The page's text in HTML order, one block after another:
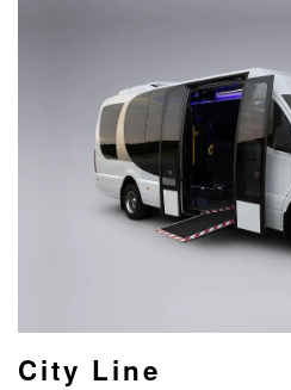
City Line